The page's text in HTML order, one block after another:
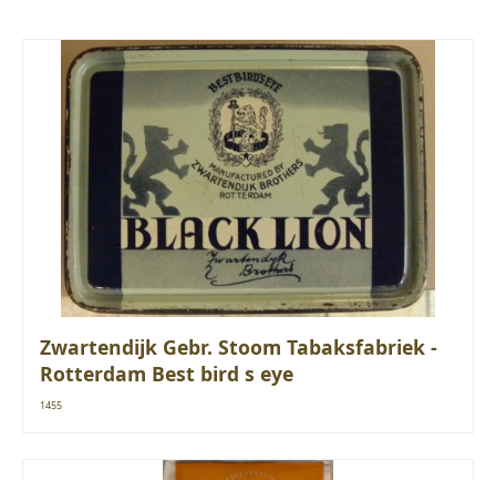
Zwartendijk Gebr. Stoom Tabaksfabriek -
Rotterdam Best bird s eye
1455